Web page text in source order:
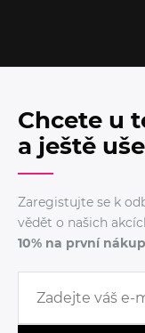
Chcete u
a ještě
Zaregistujte se k
vědět o našich
10% na první nákup